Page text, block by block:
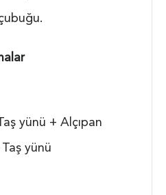
yünü + Alçıpan
yünü